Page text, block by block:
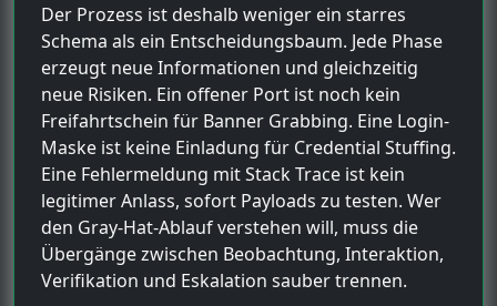
Der Prozess ist deshalb weniger ein starres
Schema als ein Entscheidungsbaum. Jede Phase
erzeugt neue Informationen und gleichzeitig
neue Risiken. Ein offener Port ist noch kein
Freifahrtschein für Banner Grabbing. Eine Login-
Maske ist keine Einladung für Credential Stuffing.
Eine Fehlermeldung mit Stack Trace ist kein
legitimer Anlass, sofort Payloads zu testen. Wer
den Gray-Hat-Ablauf verstehen will, muss die
Übergänge zwischen Beobachtung, Interaktion,
Verifikation und Eskalation sauber trennen.